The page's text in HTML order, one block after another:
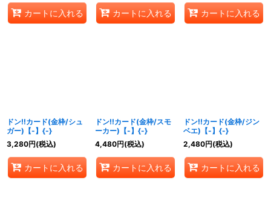
カートに入れる カートに入れる カートに入れる
ドン!!カード(金枠/シュ
ガー)【-】{-}
3,280円(税込)
カートに入れる
ドン!!カード(金枠/スモ
ーカー)【-】{-}
4,480円(税込)
カートに入れる
ドン!!カード(金枠/ジン
ベエ)【-】{-}
2,480円(税込)
カートに入れる